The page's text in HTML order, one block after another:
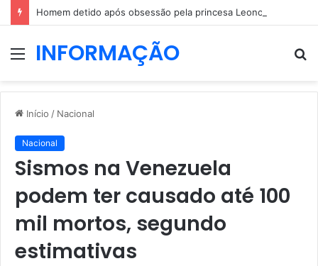
MenuINFORMAÇÃO
Início / Nacional
Nacional
Sismos na Venezuela
podem ter causado até 100
mil mortos, segundo
estimativas